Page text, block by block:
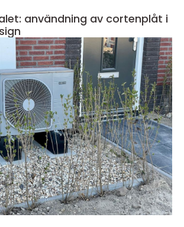
användning av cortenplåt i